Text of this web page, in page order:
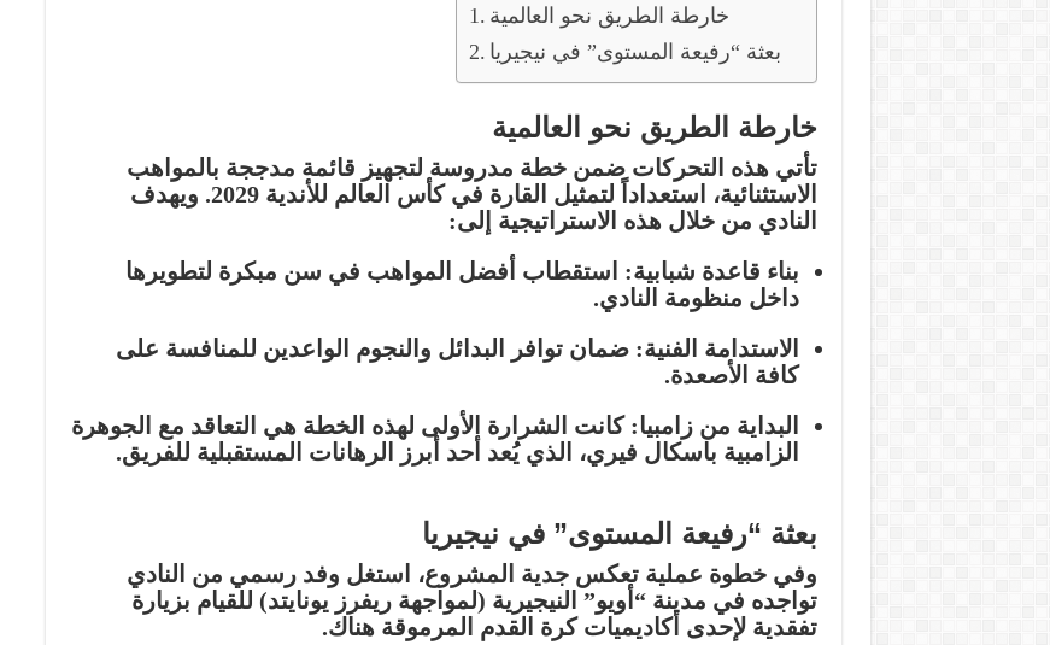
خارطة الطريق نحو العالمية
بعثة “رفيعة المستوى” في نيجيريا
خارطة الطريق نحو العالمية
تأتي هذه التحركات ضمن خطة مدروسة لتجهيز قائمة مدججة بالمواهب
الاستثنائية، استعداداً لتمثيل القارة فيكأس العالم للأندية 2029
. ويهدف
النادي من خلال هذه الاستراتيجية إلى:
بناء قاعدة شبابية: استقطاب أفضل المواهب في سن مبكرة لتطويرها
داخل منظومة النادي.
الاستدامة الفنية: ضمان توافر البدائل والنجوم الواعدين للمنافسة على
كافة الأصعدة.
البداية من زامبيا: كانت الشرارة الأولى لهذه الخطة هي التعاقد مع الجوهرة
الزامبية باسكال فيري، الذي يُعد أحد أبرز الرهانات المستقبلية للفريق.
بعثة “رفيعة المستوى” في نيجيريا
وفي خطوة عملية تعكس جدية المشروع، استغل وفد رسمي من النادي
تواجده في مدينة “أويو” النيجيرية (لمواجهة ريفرز يونايتد) للقيام بزيارة
تفقدية لإحدى أكاديميات كرة القدم المرموقة هناك.